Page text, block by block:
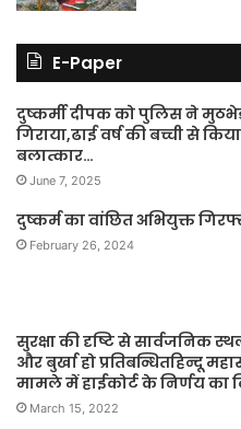
E-Paper
दुष्कर्मी दीपक को पुलिस ने
गिराया,ढाई वर्ष की बच्ची से
बलात्कार…
June 7, 2025
दुष्कर्म का वांछित अभियुक्त
February 26, 2024
सुरक्षा की दृष्टि से सार्वजनिक
और बुर्खा हो प्रतिबन्धितहिन्दू
मामले में हाईकोर्ट के निर्णय का
March 15, 2022